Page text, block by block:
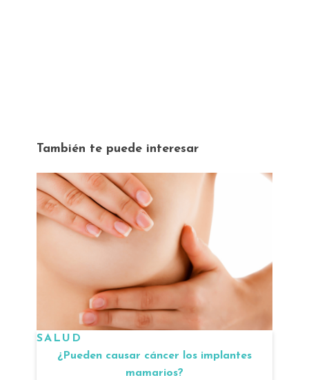
También te puede interesar
SALUD
¿Pueden causar cáncer los implantes
mamarios?